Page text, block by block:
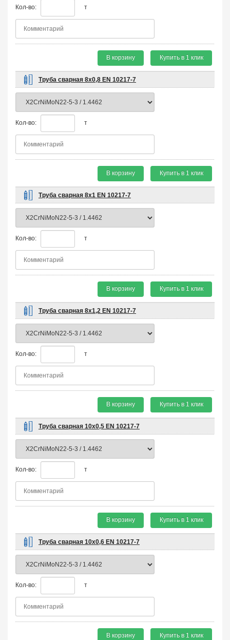
Кол-во: т
В корзину Купить в 1 клик
Труба сварная 8х0,8 EN 10217-7
Кол-во: т
В корзину Купить в 1 клик
Труба сварная 8х1 EN 10217-7
Кол-во: т
В корзину Купить в 1 клик
Труба сварная 8х1,2 EN 10217-7
Кол-во: т
В корзину Купить в 1 клик
Труба сварная 10х0,5 EN 10217-7
Кол-во: т
В корзину Купить в 1 клик
Труба сварная 10х0,6 EN 10217-7
Кол-во: т
В корзину Купить в 1 клик